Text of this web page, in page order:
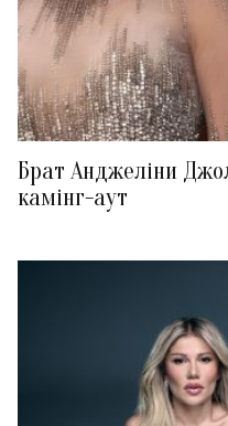
Брат Анджеліни
камінг-аут